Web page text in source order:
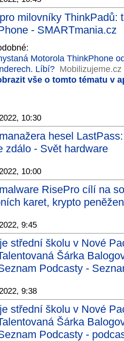
milovníky ThinkPadů:
- SMARTmania.cz
Motorola ThinkPhone
Líbí? Mobilizujeme.cz
vše o tomto tématu v
10:30
hesel
zdálo - Svět hardware
10:00
RisePro cílí na
karet, krypto
9:45
střední školu v Nové
Šárka
Podcasty -
9:38
střední školu v Nové
Šárka
Podcasty -